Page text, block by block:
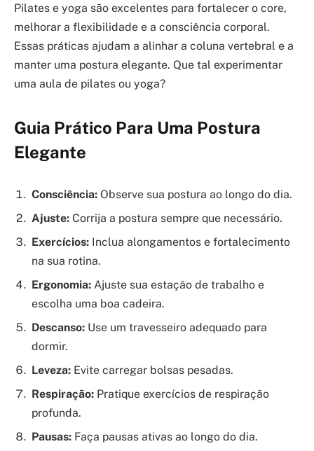
Pilates e yoga são excelentes para fortalecer o core,
melhorar a flexibilidade e a consciência corporal.
Essas práticas ajudam a alinhar a coluna vertebral e a
manter uma postura elegante. Que tal experimentar
uma aula de pilates ou yoga?
Guia Prático Para Uma Postura
Elegante
Consciência: Observe sua postura ao longo do dia.
Ajuste: Corrija a postura sempre que necessário.
Exercícios: Inclua alongamentos e fortalecimento
na sua rotina.
Ergonomia: Ajuste sua estação de trabalho e
escolha uma boa cadeira.
Descanso: Use um travesseiro adequado para
dormir.
Leveza: Evite carregar bolsas pesadas.
Respiração: Pratique exercícios de respiração
profunda.
Pausas: Faça pausas ativas ao longo do dia.